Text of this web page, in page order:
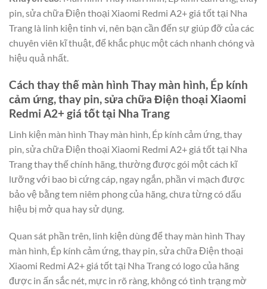
pin, sửa chữa Điện thoại Xiaomi Redmi A2+ giá tốt tại Nha
Trang là linh kiện tinh vi, nên bạn cần đến sự giúp đỡ của các
chuyên viên kĩ thuật, để khắc phục một cách nhanh chóng và
hiệu quả nhất.
Cách thay thế màn hình Thay màn hình, Ép kính
cảm ứng, thay pin, sửa chữa Điện thoại Xiaomi
Redmi A2+ giá tốt tại Nha Trang
Linh kiện màn hình Thay màn hình, Ép kính cảm ứng, thay
pin, sửa chữa Điện thoại Xiaomi Redmi A2+ giá tốt tại Nha
Trang thay thế chính hãng, thường được gói một cách kĩ
lưỡng với bao bì cứng cáp, ngay ngắn, phần vi mạch được
bảo vệ bằng tem niêm phong của hãng, chưa từng có dấu
hiệu bị mở qua hay sử dụng.
Quan sát phần trên, linh kiện dùng để thay màn hình Thay
màn hình, Ép kính cảm ứng, thay pin, sửa chữa Điện thoại
Xiaomi Redmi A2+ giá tốt tại Nha Trang có logo của hãng
được in ấn sắc nét, mực in rõ ràng, không có tình trạng mờ